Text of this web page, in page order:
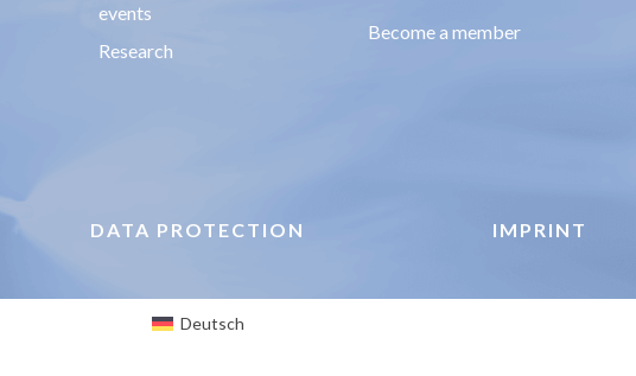
events
Research
Become a member
DATA PROTECTION IMPRINT
Deutsch